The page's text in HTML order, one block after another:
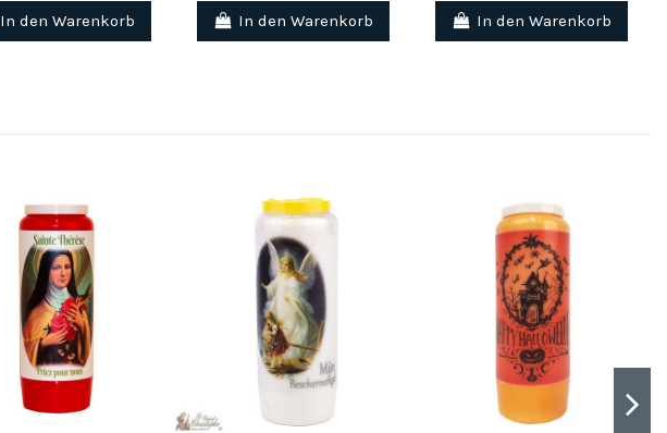
In den Warenkorb In den Warenkorb In den Warenkorb